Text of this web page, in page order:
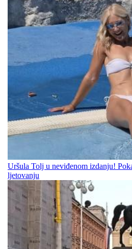
Uršula Tolj u neviđenom izdanju!
ljetovanju